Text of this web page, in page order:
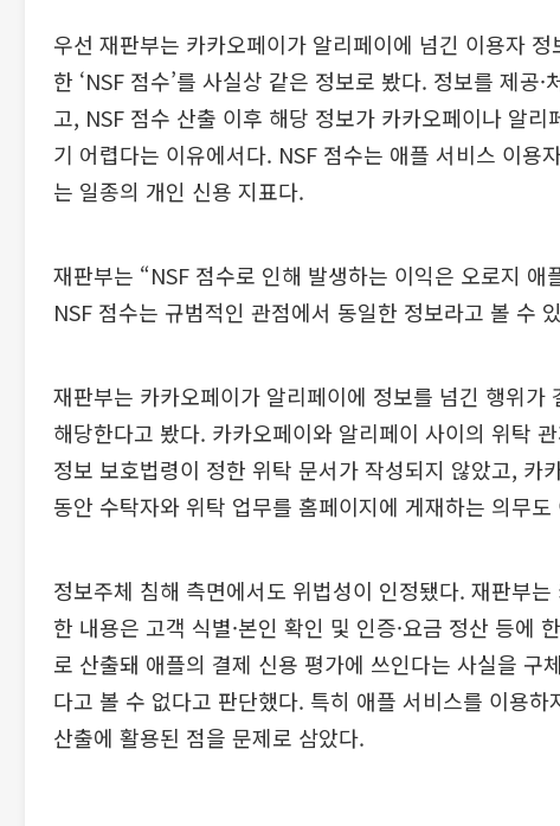
우선 재판부는 카카오페이가 알리페이에 넘긴 이용자
한 ‘NSF 점수’를 사실상 같은 정보로 봤다. 정보를 제공
고, NSF 점수 산출 이후 해당 정보가 카카오페이나 알
기 어렵다는 이유에서다. NSF 점수는 애플 서비스 이용
는 일종의 개인 신용 지표다.
재판부는 “NSF 점수로 인해 발생하는 이익은 오로지 애
NSF 점수는 규범적인 관점에서 동일한 정보라고 볼 수
재판부는 카카오페이가 알리페이에 정보를 넘긴 행위가
해당한다고 봤다. 카카오페이와 알리페이 사이의 위탁
정보 보호법령이 정한 위탁 문서가 작성되지 않았고, 카
동안 수탁자와 위탁 업무를 홈페이지에 게재하는 의무
정보주체 침해 측면에서도 위법성이 인정됐다. 재판부
한 내용은 고객 식별·본인 확인 및 인증·요금 정산 등에
로 산출돼 애플의 결제 신용 평가에 쓰인다는 사실을 구
다고 볼 수 없다고 판단했다. 특히 애플 서비스를 이용
산출에 활용된 점을 문제로 삼았다.